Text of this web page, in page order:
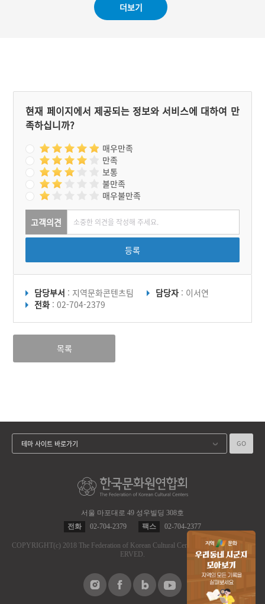
더보기
현재 페이지에서 제공되는 정보와 서비스에 대하여 만
족하십니까?
매우만족
만족
보통
불만족
매우불만족
고객의견
등록
담당부서 : 지역문화콘텐츠팀 담당자 : 이서연
전화 : 02-704-2379
목록
서울 마포대로 49 성우빌딩 308호
전화
02-704-2379 팩스 02-704-2377
COPYRIGHT(c) 2018 The Federation of Korean Cultural Centers.
ALL RIGHT RES
ERVED.
테마 사이트 바로가기 GO